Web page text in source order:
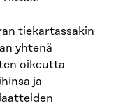
tiekartassakin
yhtenä
oikeutta
ja